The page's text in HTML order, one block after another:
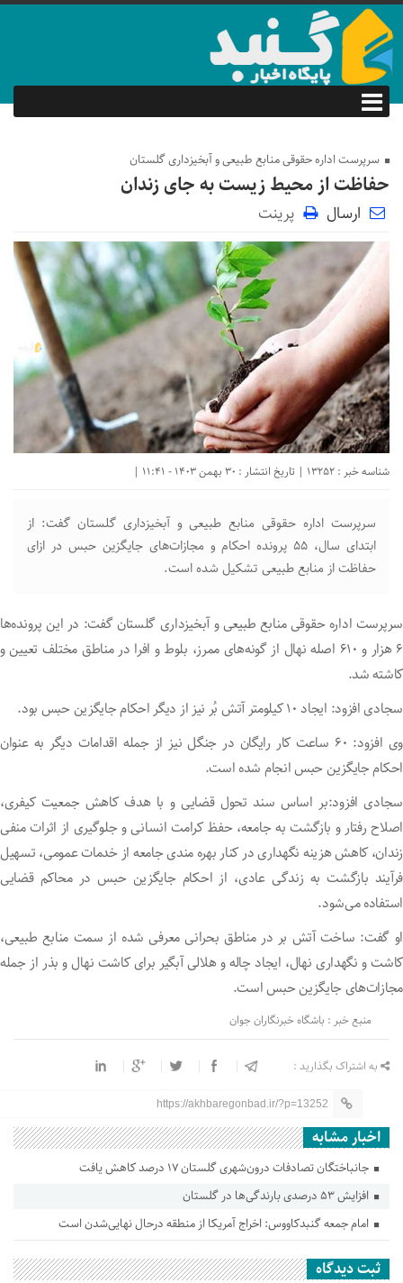
سرپرست اداره حقوقی منابع طبیعی و آبخیزداری گلستان
حفاظت از محیط زیست به جای زندان
ارسال پرینت
شناسه خبر : 13252 | تاریخ انتشار : 30 بهمن 1403 - 11:41 |
سرپرست اداره حقوقی منابع طبیعی و آبخیزداری گلستان گفت: از
ابتدای سال، ۵۵ پرونده احکام و مجازات‌های جایگزین حبس در ازای
حفاظت از منابع طبیعی تشکیل شده است.
سرپرست اداره حقوقی منابع طبیعی و آبخیزداری گلستان گفت: در این پرونده‌ها
۶ هزار و ۶۱۰ اصله نهال از گونه‌های ممرز، بلوط و افرا در مناطق مختلف تعیین و
کاشته شد.
سجادی افزود: ایجاد ۱۰ کیلومتر آتش بُر نیز از دیگر احکام جایگزین حبس بود.
وی افزود: ۶۰ ساعت کار رایگان در جنگل نیز از جمله اقدامات دیگر به عنوان
احکام جایگزین حبس انجام شده است.
سجادی افزود:بر اساس سند تحول قضایی و با هدف کاهش جمعیت کیفری،
اصلاح رفتار و بازگشت به جامعه، حفظ کرامت انسانی و جلوگیری از اثرات منفی
زندان، کاهش هزینه نگهداری در کنار بهره مندی جامعه از خدمات عمومی، تسهیل
فرآیند بازگشت به زندگی عادی، از احکام جایگزین حبس در محاکم قضایی
استفاده می‌شود.
او گفت: ساخت آتش بر در مناطق بحرانی معرفی شده از سمت منابع طبیعی،
کاشت و نگهداری نهال، ایجاد چاله و هلالی آبگیر برای کاشت نهال و بذر از جمله
مجازات‌های جایگزین حبس است.
منبع خبر : باشگاه خبرنگاران جوان
به اشتراک بگذارید :
https://akhbaregonbad.ir/?p=13252
اخبار مشابه
جانباختگان تصادفات درون‌شهری گلستان ۱۷ درصد کاهش یافت
افزایش ۵۳ درصدی بارندگی‌ها در گلستان
امام جمعه گنبدکاووس: اخراج آمریکا از منطقه درحال نهایی‌شدن است
ثبت دیدگاه